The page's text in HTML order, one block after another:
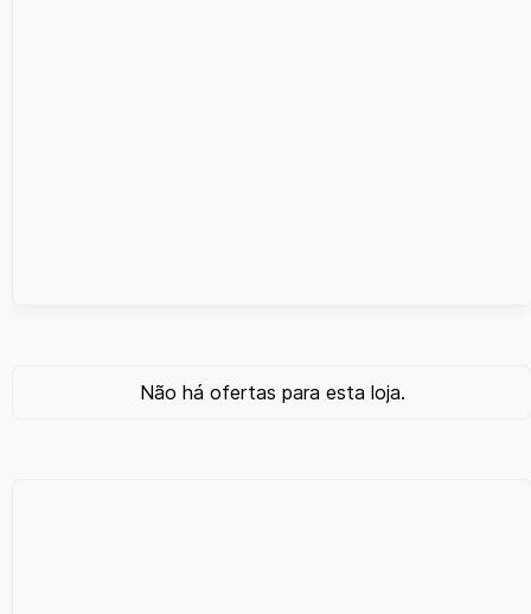
Não há ofertas para esta loja.